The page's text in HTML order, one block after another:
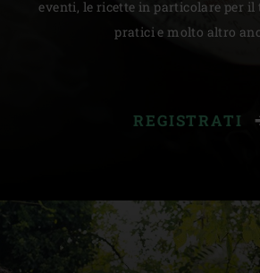
eventi, le ricette in particolare per il
pratici e molto altro
REGISTRATI